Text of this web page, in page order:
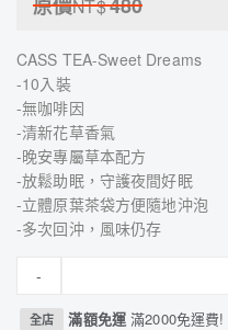
NT$
CASS TEA-Sweet Dreams
-10入裝
-無咖啡因
-清新花草香氣
-晚安專屬草本配方
-放鬆助眠，守護夜間好眠
-立體原葉茶袋方便隨地沖泡
-​多次回沖，風味仍存
-
全店 滿額免運滿2000免運費!